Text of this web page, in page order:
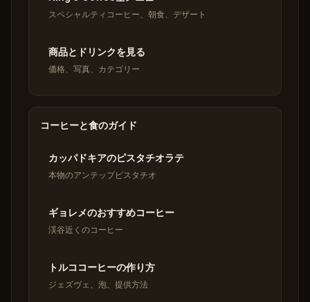
スペシャルティコーヒー、朝食、デザート
商品とドリンクを見る
価格、写真、カテゴリー
コーヒーと食のガイド
カッパドキアのピスタチオラテ
本物のアンテップピスタチオ
ギョレメのおすすめコーヒー
渓谷近くのコーヒー
トルココーヒーの作り方
ジェズヴェ、泡、提供方法